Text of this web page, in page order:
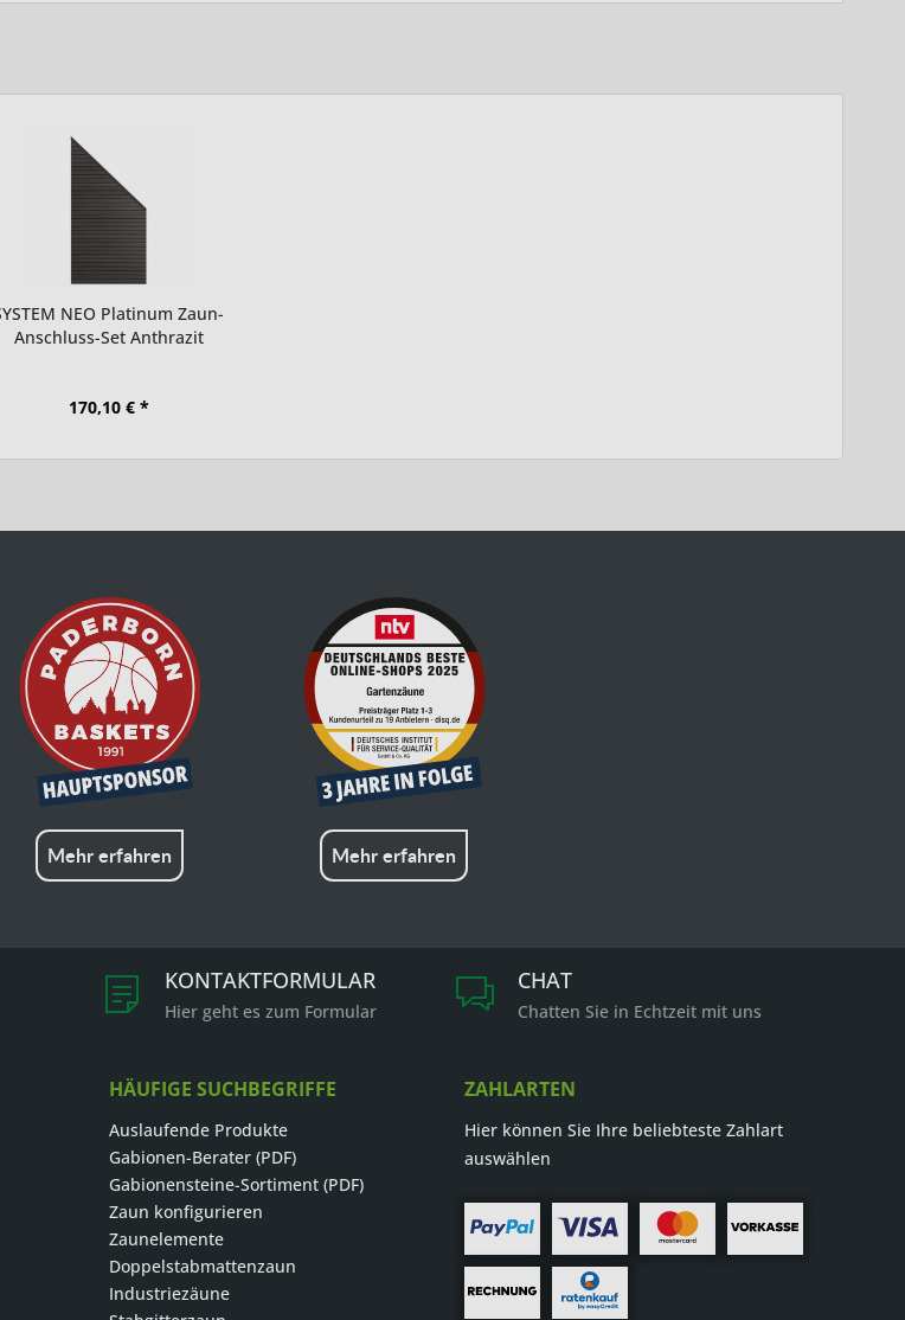
NEO Platinum Zaun-
Anschluss-Set Anthrazit
170,10 € *
Mehr erfahren Mehr erfahren
KONTAKTFORMULAR
Hier geht es zum Formular
CHAT
Chatten Sie in Echtzeit mit uns
HÄUFIGE SUCHBEGRIFFE
Auslaufende Produkte
Gabionen-Berater (PDF)
Gabionensteine-Sortiment (PDF)
Zaun konfigurieren
Zaunelemente
Doppelstabmattenzaun
Industriezäune
ZAHLARTEN
Hier können Sie Ihre beliebteste Zahlart
auswählen